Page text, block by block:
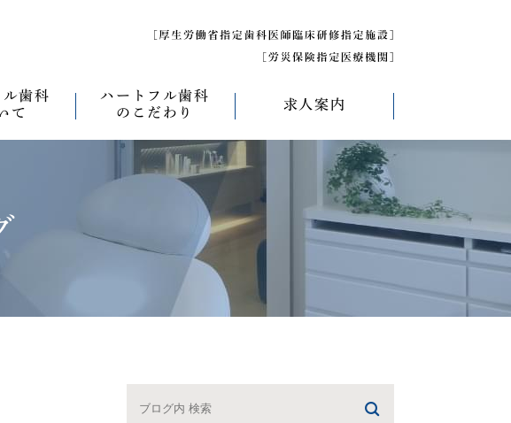
イジルコニア治療
メンテナンス
オン4
歯科
て
療
科
内
ハートフル歯科
のこだわり
なるべく痛くない治療
なるべく削らない治療
なるべく抜かない治療
なるべく短期間の治療
滅菌管理について
求人案内
求人募集について
研修医募集